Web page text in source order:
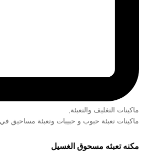
ماكينات التغليف والتعبئة,
ماكينات تعبئة حبوب و حبيبات وتعبئة مساحيق
مكنه تعبئه مسحوق الغسيل